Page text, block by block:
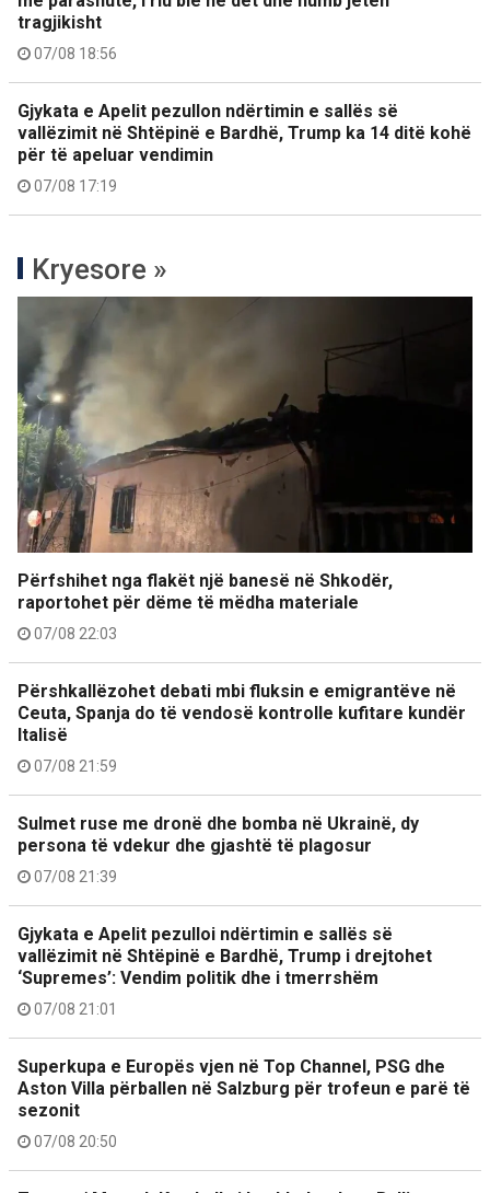
tragjikisht
07/08 18:56
Gjykata e Apelit pezullon ndërtimin e sallës së
vallëzimit në Shtëpinë e Bardhë, Trump ka 14 ditë kohë
për të apeluar vendimin
07/08 17:19
Kryesore »
Përfshihet nga flakët një banesë në Shkodër,
raportohet për dëme të mëdha materiale
07/08 22:03
Përshkallëzohet debati mbi fluksin e emigrantëve në
Ceuta, Spanja do të vendosë kontrolle kufitare kundër
Italisë
07/08 21:59
Sulmet ruse me dronë dhe bomba në Ukrainë, dy
persona të vdekur dhe gjashtë të plagosur
07/08 21:39
Gjykata e Apelit pezulloi ndërtimin e sallës së
vallëzimit në Shtëpinë e Bardhë, Trump i drejtohet
‘Supremes’: Vendim politik dhe i tmerrshëm
07/08 21:01
Superkupa e Europës vjen në Top Channel, PSG dhe
Aston Villa përballen në Salzburg për trofeun e parë të
sezonit
07/08 20:50